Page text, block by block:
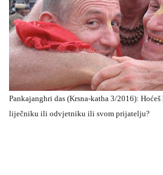
Pankajanghri das (Krsna-katha 3/2016):
liječniku ili odvjetniku ili svom prijatelju?